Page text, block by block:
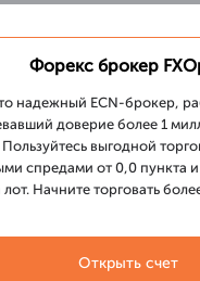
Форекс брокер
надежный ECN-брокер,
доверие более 1
выгодной
спредами от 0,0 пункта
Начните торговать
Открыть счет